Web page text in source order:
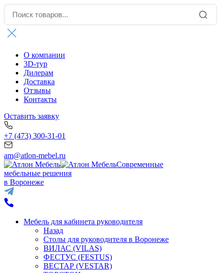
О компании
3D-тур
Дилерам
Доставка
Отзывы
Контакты
Оставить заявку
+7 (473) 300-31-01
am@atlon-mebel.ru
Современные
мебельные решения
в Воронеже
Мебель для кабинета руководителя
Назад
Столы для руководителя в Воронеже
ВИЛАС (VILAS)
ФЕСТУС (FESTUS)
ВЕСТАР (VESTAR)